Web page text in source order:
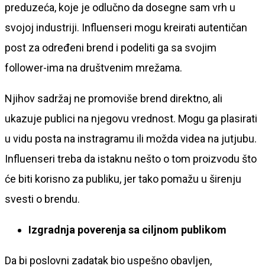
preduzeća, koje je odlučno da dosegne sam vrh u
svojoj industriji. Influenseri mogu kreirati autentičan
post za određeni brend i podeliti ga sa svojim
follower-ima na društvenim mrežama.
Njihov sadržaj ne promoviše brend direktno, ali
ukazuje publici na njegovu vrednost. Mogu ga plasirati
u vidu posta na instragramu ili možda videa na jutjubu.
Influenseri treba da istaknu nešto o tom proizvodu što
će biti korisno za publiku, jer tako pomažu u širenju
svesti o brendu.
Izgradnja poverenja sa ciljnom publikom
Da bi poslovni zadatak bio uspešno obavljen,